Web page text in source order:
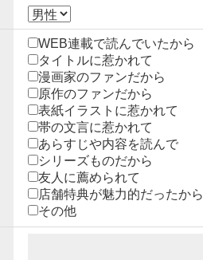
WEB連載で読んでいたから
タイトルに惹かれて
漫画家のファンだから
原作のファンだから
表紙イラストに惹かれて
帯の文言に惹かれて
あらすじや内容を読んで
シリーズものだから
友人に薦められて
店舗特典が魅力的だったから
その他